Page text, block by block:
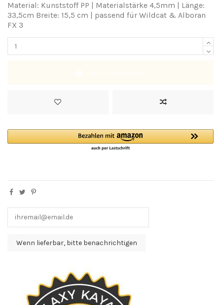
Material: Kunststoff PP | Materialstärke 4,5mm | Länge:
33,5cm Breite: 15,5 cm | passend für Wildcat & Alboran
FX 3